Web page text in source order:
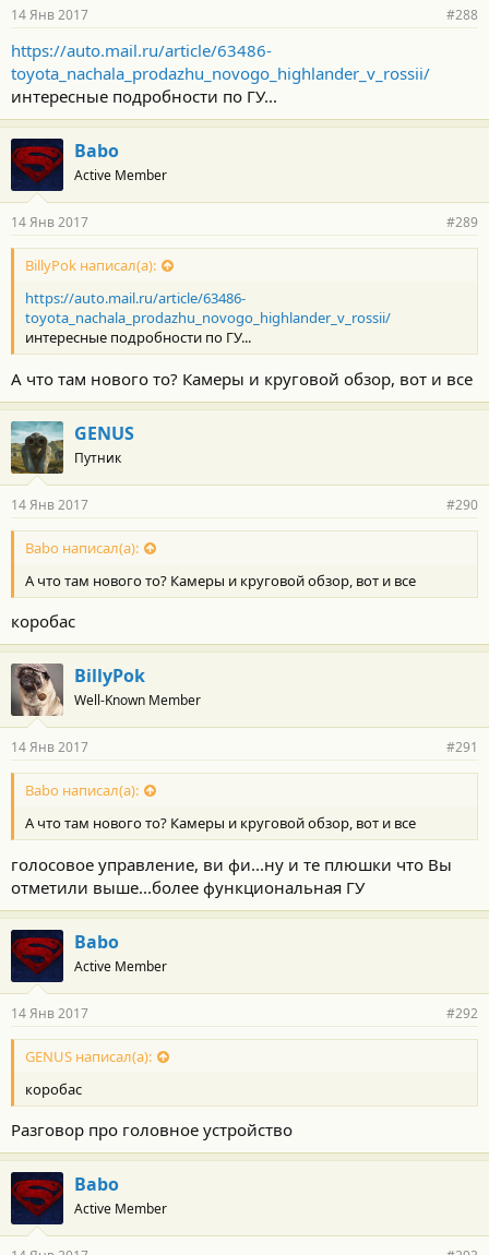
14 Янв 2017 #288
https://auto.mail.ru/article/63486-
toyota_nachala_prodazhu_novogo_highlander_v_rossii/
интересные подробности по ГУ...
Babo
Active Member
14 Янв 2017 #289
BillyPok написал(а):
https://auto.mail.ru/article/63486-
toyota_nachala_prodazhu_novogo_highlander_v_rossii/
интересные подробности по ГУ...
А что там нового то? Камеры и круговой обзор, вот и все
GENUS
Путник
14 Янв 2017 #290
Babo написал(а):
А что там нового то? Камеры и круговой обзор, вот и все
коробас
BillyPok
Well-Known Member
14 Янв 2017 #291
Babo написал(а):
А что там нового то? Камеры и круговой обзор, вот и все
голосовое управление, ви фи...ну и те плюшки что Вы
отметили выше...более функциональная ГУ
Babo
Active Member
14 Янв 2017 #292
GENUS написал(а):
коробас
Разговор про головное устройство
Babo
Active Member